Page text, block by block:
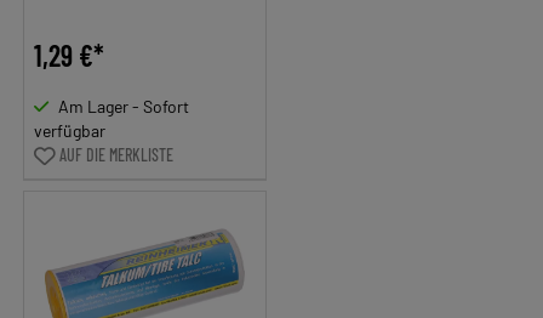
1,29 €*
Am Lager - Sofort
verfügbar
AUF DIE MERKLISTE